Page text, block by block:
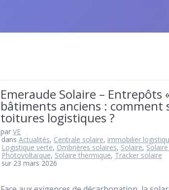
Emeraude Solaire – Entrepôts
bâtiments anciens : comment
toitures logistiques ?
parVE
dans Actualités, Centrale solaire, immobilier
Logistique verte, Ombrières solaires, Solaire,
Photovoltaïque, Solaire thermique, Tracker solaire
sur 23 mars 2026